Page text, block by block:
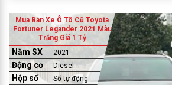
Mua Bán Xe Ô Tô Cũ Toyota
Fortuner Legander 2021 Màu
Trắng Giá 1 Tỷ
Năm SX 2021
Động cơ Diesel
Hộp số Số tự động